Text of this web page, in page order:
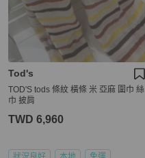
Tod's
TOD'S tods 條紋 橫條 米 亞麻 圍巾 絲
巾 披肩
TWD 6,960